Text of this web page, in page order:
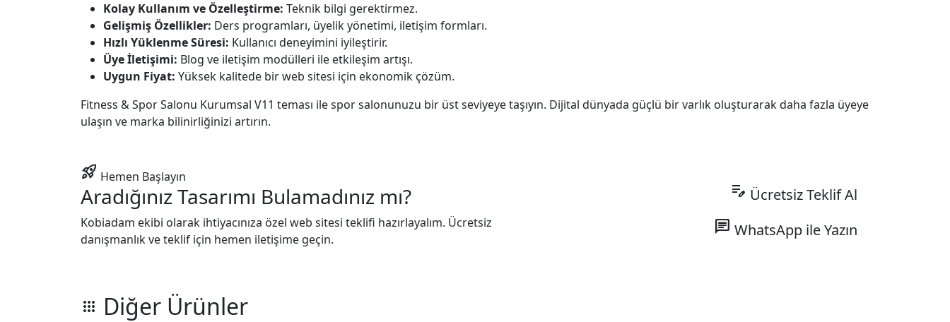
Kolay Kullanım ve Özelleştirme: Teknik bilgi gerektirmez.
Gelişmiş Özellikler: Ders programları, üyelik yönetimi, iletişim formları.
Hızlı Yüklenme Süresi: Kullanıcı deneyimini iyileştirir.
Üye İletişimi: Blog ve iletişim modülleri ile etkileşim artışı.
Uygun Fiyat: Yüksek kalitede bir web sitesi için ekonomik çözüm.
Fitness & Spor Salonu Kurumsal V11 teması ile spor salonunuzu bir üst seviyeye taşıyın. Dijital dünyada güçlü bir varlık oluşturarak daha fazla üyeye
ulaşın ve marka bilinirliğinizi artırın.
rocket_launch Hemen Başlayın
Aradığınız Tasarımı Bulamadınız mı?
Kobiadam ekibi olarak ihtiyacınıza özel web sitesi teklifi hazırlayalım. Ücretsiz
danışmanlık ve teklif için hemen iletişime geçin.
edit_note Ücretsiz Teklif Al
chat WhatsApp ile Yazın
apps Diğer Ürünler